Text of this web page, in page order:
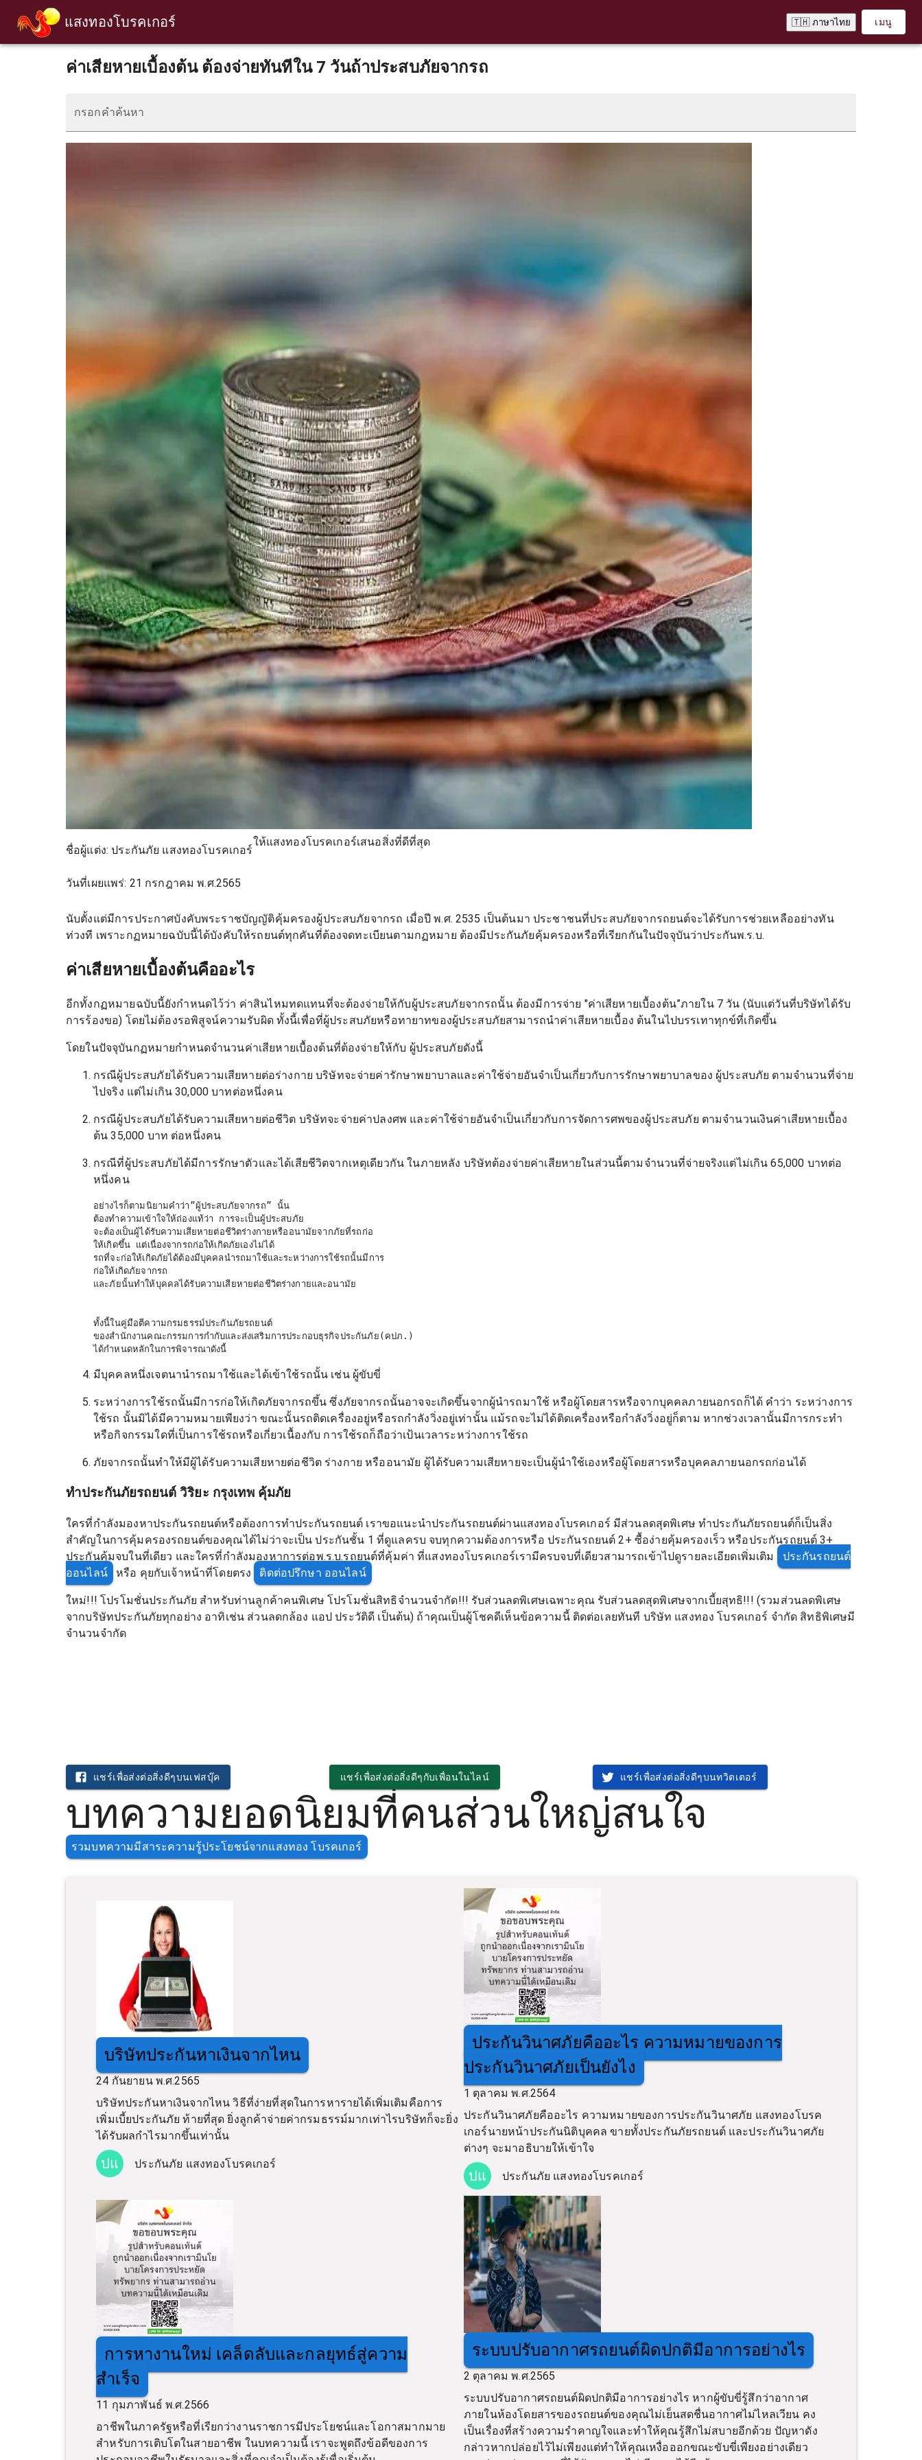
แสงทองโบรคเกอร์ 🇹🇭 ภาษาไทย เมนู
ค่าเสียหายเบื้องต้น ต้องจ่ายทันทีใน 7 วันถ้าประสบภัยจากรถ
กรอกคำค้นหา
ชื่อผู้แต่ง:ประกันภัย แสงทองโบรคเกอร์
ให้แสงทองโบรคเกอร์เสนอสิ่งที่ดีที่สุด
วันที่เผยแพร่: 21 กรกฎาคม พ.ศ.2565
นับตั้งแต่มีการประกาศบังคับพระราชบัญญัติคุ้มครองผู้ประสบภัยจากรถ เมื่อปี พ.ศ. 2535 เป็นต้นมา ประชาชนที่ประสบภัยจากรถยนต์จะได้รับการช่วยเหลืออย่างทัน
ท่วงที เพราะกฏหมายฉบับนี้ได้บังคับให้รถยนต์ทุกคันที่ต้องจดทะเบียนตามกฏหมาย ต้องมีประกันภัยคุ้มครองหรือที่เรียกกันในปัจจุบันว่าประกันพ.ร.บ.
ค่าเสียหายเบื้องต้นคืออะไร
อีกทั้งกฏหมายฉบับนี้ยังกำหนดไว้ว่า ค่าสินไหมทดแทนที่จะต้องจ่ายให้กับผู้ประสบภัยจากรถนั้น ต้องมีการจ่าย "ค่าเสียหายเบื้องต้น”ภายใน 7 วัน (นับแต่วันที่บริษัทได้รับ
การร้องขอ) โดยไม่ต้องรอพิสูจน์ความรับผิด ทั้งนี้เพื่อที่ผู้ประสบภัยหรือทายาทของผู้ประสบภัยสามารถนำค่าเสียหายเบื้อง ต้นในไปบรรเทาทุกข์ที่เกิดขึ้น
โดยในปัจจุบันกฏหมายกำหนดจำนวนค่าเสียหายเบื้องต้นที่ต้องจ่ายให้กับ ผู้ประสบภัยดังนี้
กรณีผู้ประสบภัยได้รับความเสียหายต่อร่างกาย บริษัทจะจ่ายค่ารักษาพยาบาลและค่าใช้จ่ายอันจำเป็นเกี่ยวกับการรักษาพยาบาลของ ผู้ประสบภัย ตามจำนวนที่จ่าย
ไปจริง แต่ไม่เกิน 30,000 บาทต่อหนึ่งคน
กรณีผู้ประสบภัยได้รับความเสียหายต่อชีวิต บริษัทจะจ่ายค่าปลงศพ และค่าใช้จ่ายอันจำเป็นเกี่ยวกับการจัดการศพของผู้ประสบภัย ตามจำนวนเงินค่าเสียหายเบื้อง
ต้น 35,000 บาท ต่อหนึ่งคน
กรณีที่ผู้ประสบภัยได้มีการรักษาตัวและได้เสียชีวิตจากเหตุเดียวกัน ในภายหลัง บริษัทต้องจ่ายค่าเสียหายในส่วนนี้ตามจำนวนที่จ่ายจริงแต่ไม่เกิน 65,000 บาทต่อ
หนึ่งคน
อย่างไรก็ตามนิยามคำว่า”ผู้ประสบภัยจากรถ” นั้น
ต้องทำความเข้าใจให้ถ่องแท้ว่า การจะเป็นผู้ประสบภัย
จะต้องเป็นผู้ได้รับความเสียหายต่อชีวิตร่างกายหรืออนามัยจากภัยที่รถก่อ
ให้เกิดขึ้น แต่เนื่องจากรถก่อให้เกิดภัยเองไม่ได้
รถที่จะก่อให้เกิดภัยได้ต้องมีบุคคลนำรถมาใช้และระหว่างการใช้รถนั้นมีการ
ก่อให้เกิดภัยจากรถ
และภัยนั้นทำให้บุคคลได้รับความเสียหายต่อชีวิตร่างกายและอนามัย
ทั้งนี้ในคู่มือตีความกรมธรรม์ประกันภัยรถยนต์
ของสำนักงานคณะกรรมการกำกับและส่งเสริมการประกอบธุรกิจประกันภัย(คปภ.)
มีบุคคลหนึ่งเจตนานำรถมาใช้และได้เข้าใช้รถนั้น เช่น ผู้ขับขี่
ระหว่างการใช้รถนั้นมีการก่อให้เกิดภัยจากรถขึ้น ซึ่งภัยจากรถนั้นอาจจะเกิดขึ้นจากผู้นำรถมาใช้ หรือผู้โดยสารหรือจากบุคคลภายนอกรถก็ได้ คำว่า ระหว่างการ
ใช้รถ นั้นมิได้มีความหมายเพียงว่า ขณะนั้นรถติดเครื่องอยู่หรือรถกำลังวิ่งอยู่เท่านั้น แม้รถจะไม่ได้ติดเครื่องหรือกำลังวิ่งอยู่ก็ตาม หากช่วงเวลานั้นมีการกระทำ
หรือกิจกรรมใดที่เป็นการใช้รถหรือเกี่ยวเนื้องกับ การใช้รถก็ถือว่าเป้นเวลาระหว่างการใช้รถ
ภัยจากรถนั้นทำให้มีผู้ได้รับความเสียหายต่อชีวิต ร่างกาย หรืออนามัย ผู้ได้รับความเสียหายจะเป็นผู้นำใช้เองหรือผู้โดยสารหรือบุคคลภายนอกรถก่อนได้
ทำประกันภัยรถยนต์ วิริยะ กรุงเทพ คุ้มภัย
ใครที่กำลังมองหาประกันรถยนต์หรือต้องการทำประกันรถยนต์ เราขอแนะนำประกันรถยนต์ผ่านแสงทองโบรคเกอร์ มีส่วนลดสุดพิเศษ ทำประกันภัยรถยนต์ก็เป็นสิ่ง
สำคัญในการคุ้มครองรถยนต์ของคุณได้ไม่ว่าจะเป็น ประกันชั้น 1 ที่ดูแลครบ จบทุกความต้องการหรือ ประกันรถยนต์ 2+ ซื้อง่ายคุ้มครองเร็ว หรือประกันรถยนต์ 3+
ประกันคุ้มจบในที่เดียว และใครที่กำลังมองหาการต่อพ.ร.บ.รถยนต์ที่คุ้มค่า ที่แสงทองโบรคเกอร์เรามีครบจบที่เดียวสามารถเข้าไปดูรายละเอียดเพิ่มเติม
ประกันรถยนต์
ออนไลน์
หรือ คุยกับเจ้าหน้าที่โดยตรง ติดต่อปรึกษา ออนไลน์
ใหม่!!! โปรโมชั่นประกันภัย สำหรับท่านลูกค้าคนพิเศษ โปรโมชั่นสิทธิจำนวนจำกัด!!! รับส่วนลดพิเศษเฉพาะคุณ รับส่วนลดสุดพิเศษจากเบี้ยสุทธิ!!! (รวมส่วนลดพิเศษ
จากบริษัทประกันภัยทุกอย่าง อาทิเช่น ส่วนลดกล้อง แอป ประวัติดี เป็นต้น) ถ้าคุณเป็นผู้โชคดีเห็นข้อความนี้ ติดต่อเลยทันที บริษัท แสงทอง โบรคเกอร์ จำกัด สิทธิพิเศษมี
จำนวนจำกัด
แชร์เพื่อส่งต่อสิ่งดีๆบนเฟสบุ๊ค แชร์เพื่อส่งต่อสิ่งดีๆกับเพื่อนในไลน์ แชร์เพื่อส่งต่อสิ่งดีๆบนทวิตเตอร์
บทความยอดนิยมที่คนส่วนใหญ่สนใจ
รวมบทความมีสาระความรู้ประโยชน์จากแสงทอง โบรคเกอร์
บริษัทประกันหาเงินจากไหน
24 กันยายน พ.ศ.2565
บริษัทประกันหาเงินจากไหน วิธีที่ง่ายที่สุดในการหารายได้เพิ่มเติมคือการ
เพิ่มเบี้ยประกันภัย ท้ายที่สุด ยิ่งลูกค้าจ่ายค่ากรมธรรม์มากเท่าไรบริษัทก็จะยิ่ง
ได้รับผลกำไรมากขึ้นเท่านั้น
ปแ ประกันภัย แสงทองโบรคเกอร์
ประกันวินาศภัยคืออะไร ความหมายของการ
ประกันวินาศภัยเป็นยังไง
1 ตุลาคม พ.ศ.2564
ประกันวินาศภัยคืออะไร ความหมายของการประกันวินาศภัย แสงทองโบรค
เกอร์นายหน้าประกันนิติบุคคล ขายทั้งประกันภัยรถยนต์ และประกันวินาศภัย
ต่างๆ จะมาอธิบายให้เข้าใจ
ปแ ประกันภัย แสงทองโบรคเกอร์
การหางานใหม่ เคล็ดลับและกลยุทธ์สู่ความ
สำเร็จ
11 กุมภาพันธ์ พ.ศ.2566
อาชีพในภาครัฐหรือที่เรียกว่างานราชการมีประโยชน์และโอกาสมากมาย
สำหรับการเติบโตในสายอาชีพ ในบทความนี้ เราจะพูดถึงข้อดีของการ
ระบบปรับอากาศรถยนต์ผิดปกติมีอาการอย่างไร
2 ตุลาคม พ.ศ.2565
ระบบปรับอากาศรถยนต์ผิดปกติมีอาการอย่างไร หากผู้ขับขี่รู้สึกว่าอากาศ
ภายในห้องโดยสารของรถยนต์ของคุณไม่เย็นสดชื่นอากาศไม่ไหลเวียน คง
เป็นเรื่องที่สร้างความรำคาญใจและทำให้คุณรู้สึกไม่สบายอีกด้วย ปัญหาดัง
กล่าวหากปล่อยไว้ไม่เพียงแต่ทำให้คุณเหงื่อออกขณะขับขี่เพียงอย่างเดียว